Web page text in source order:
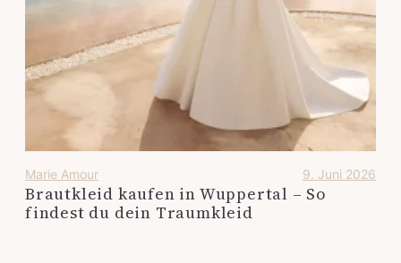
Marie Amour 9. Juni 2026
Brautkleid kaufen in Wuppertal – So
findest du dein Traumkleid